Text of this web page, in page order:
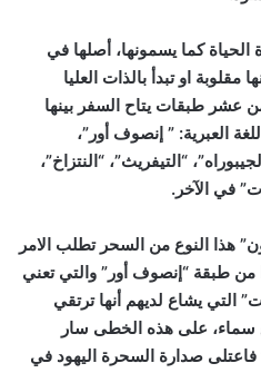
كما يسمونها، أصلها في
او تبدأ بالذات العليا
عشر طبقات يتاح السفر بينها
العبرية: ” إنصوف أور”،
“التيفريث”، “النتزاخ”،
في الآخر.
هذا النوع من السحر تطلب الامر
طبقة “إنصوف أور” والتي تعني
التي يشاع لديهم أنها ترتقي
سماء، على هذه الخطى سار
فاعتلى صدارة السحرة اليهود في